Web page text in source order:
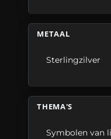
METAAL
Sterlingzilver
THEMA'S
Symbolen van